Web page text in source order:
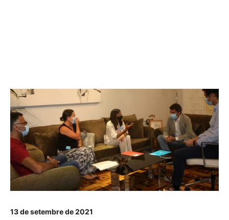
13 de setembre de 2021